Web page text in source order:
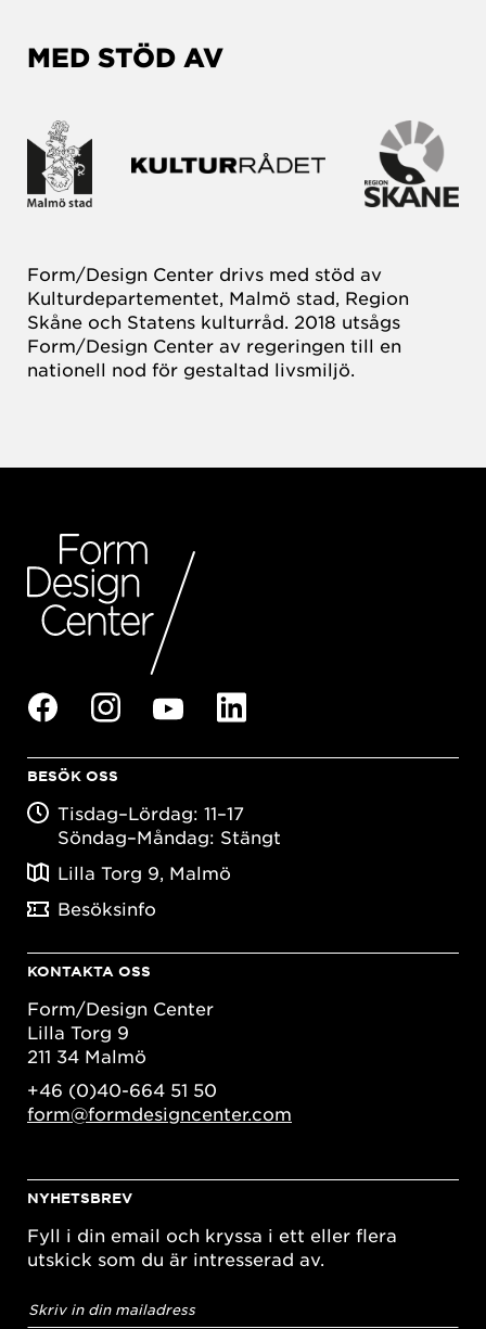
MED STÖD AV
Form/Design Center drivs med stöd av
Kulturdepartementet, Malmö stad, Region
Skåne och Statens kulturråd. 2018 utsågs
Form/Design Center av regeringen till en
nationell nod för gestaltad livsmiljö.
BESÖK OSS
Tisdag–Lördag: 11–17
Söndag–Måndag: Stängt
Lilla Torg 9, Malmö
Besöksinfo
KONTAKTA OSS
Form/Design Center
Lilla Torg 9
211 34 Malmö
+46 (0)40-664 51 50
form@formdesigncenter.com
NYHETSBREV
Fyll i din email och kryssa i ett eller flera
utskick som du är intresserad av.
postadress*